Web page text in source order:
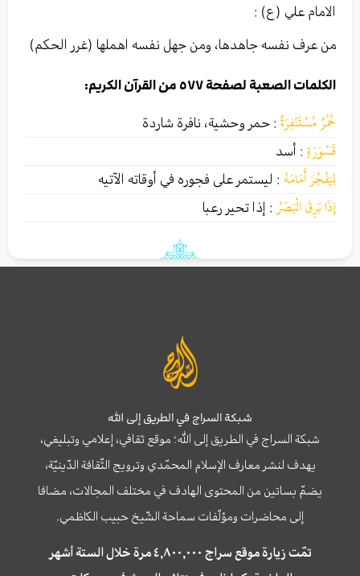
الامام علي (ع) :
من عرف نفسه جاهدها، ومن جهل نفسه اهملها (غرر الحكم)
الكلمات الصعبة لصفحة ٥٧٧ من القرآن الكريم:
حُمُرٌ مُسْتَنْفِرَةٌ : حمر وحشية، نافرة شاردة
قَسْوَرَةٍ : أسد
لِيَفْجُرَ أَمَامَهُ : ليستمر على فجوره في أوقاته الآتيه
إِذَا بَرِقَ الْبَصَرُ : إذا تحير رعبا
شبكة السراج في الطريق إلى الله
شبكة السراج في الطريق إلى الله؛ موقع ثقافي، إعلامي وتبليغي،
يهدف لنشر معارف الإسلام المحمّدي وترويج الثّقافة الدّينيّة،
يضمّ بساتين من المحتوى الهادف في مختلف المجالات، مضافا
إلى محاضرات ومؤلّفات سماحة الشّيخ حبيب الكاظمي.
تمّت زيارة موقع سراج ٤,٨٠٠,٠٠٠ مرة خلال الستة أشهر